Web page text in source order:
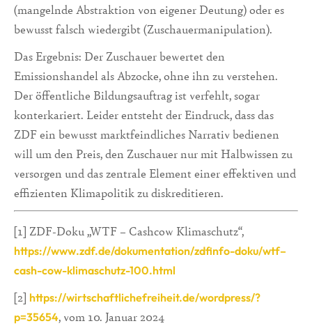
(mangelnde Abstraktion von eigener Deutung) oder es
bewusst falsch wiedergibt (Zuschauermanipulation).
Das Ergebnis: Der Zuschauer bewertet den
Emissionshandel als Abzocke, ohne ihn zu verstehen.
Der öffentliche Bildungsauftrag ist verfehlt, sogar
konterkariert. Leider entsteht der Eindruck, dass das
ZDF ein bewusst marktfeindliches Narrativ bedienen
will um den Preis, den Zuschauer nur mit Halbwissen zu
versorgen und das zentrale Element einer effektiven und
effizienten Klimapolitik zu diskreditieren.
[1] ZDF-Doku „WTF – Cashcow Klimaschutz“,
https://www.zdf.de/dokumentation/zdfinfo-doku/wtf–
cash-cow-klimaschutz-100.html
[2] https://wirtschaftlichefreiheit.de/wordpress/?
p=35654, vom 10. Januar 2024